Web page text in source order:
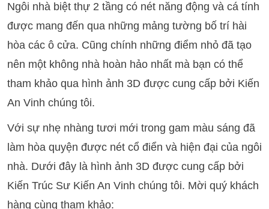
Ngôi nhà biệt thự 2 tầng có nét năng động và cá tính
được mang đến qua những mảng tường bố trí hài
hòa các ô cửa. Cũng chính những điểm nhỏ đã tạo
nên một không nhà hoàn hảo nhất mà bạn có thể
tham khảo qua hình ảnh 3D được cung cấp bởi Kiến
An Vinh chúng tôi.
Với sự nhẹ nhàng tươi mới trong gam màu sáng đã
làm hòa quyện được nét cổ điển và hiện đại của ngôi
nhà. Dưới đây là hình ảnh 3D được cung cấp bởi
Kiến Trúc Sư Kiến An Vinh chúng tôi. Mời quý khách
hàng cùng tham khảo: